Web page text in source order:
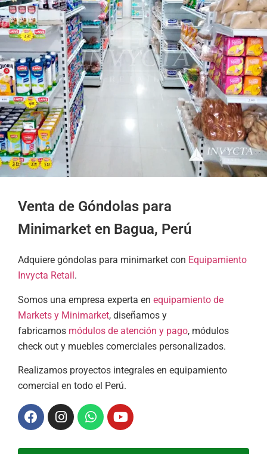
Venta de Góndolas para
Minimarket en Bagua, Perú
Adquiere góndolas para minimarket con Equipamiento
Invycta Retail .
Somos una empresa experta en equipamiento de
Markets y Minimarket, diseñamos y
fabricamos módulos de atención y pago, módulos
check out y muebles comerciales personalizados.
Realizamos proyectos integrales en equipamiento
comercial en todo el Perú.